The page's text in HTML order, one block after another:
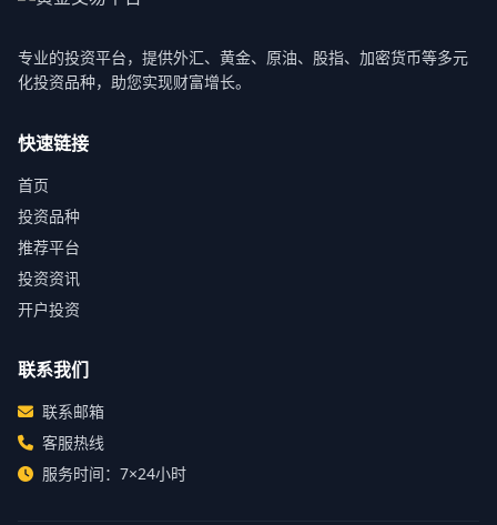
专业的投资平台，提供外汇、黄金、原油、股指、加密货币等多元
化投资品种，助您实现财富增长。
快速链接
首页
投资品种
推荐平台
投资资讯
开户投资
联系我们
联系邮箱
客服热线
服务时间：7×24小时